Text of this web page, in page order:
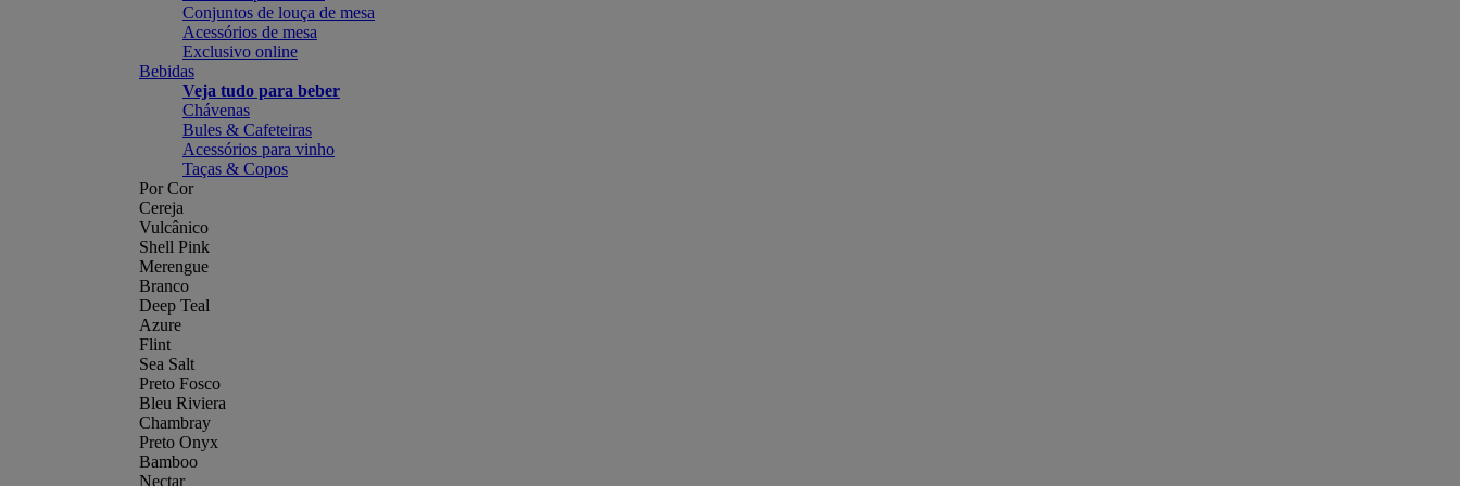
Conjuntos de louça de mesa
Acessórios de mesa
Exclusivo online
Bebidas
Veja tudo para beber
Chávenas
Bules & Cafeteiras
Acessórios para vinho
Taças & Copos
Por Cor
Cereja
Vulcânico
Shell Pink
Merengue
Branco
Deep Teal
Azure
Flint
Sea Salt
Preto Fosco
Bleu Riviera
Chambray
Preto Onyx
Bamboo
Nectar